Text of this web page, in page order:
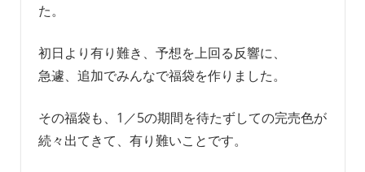
た。
初日より有り難き、予想を上回る反響に、
急遽、追加でみんなで福袋を作りました。
その福袋も、1／5の期間を待たずしての完売色が
続々出てきて、有り難いことです。